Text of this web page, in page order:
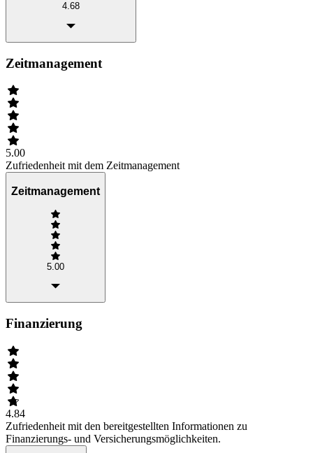
4.68
Zeitmanagement
5.00
Zufriedenheit mit dem Zeitmanagement
Zeitmanagement
5.00
Finanzierung
4.84
Zufriedenheit mit den bereitgestellten Informationen zu
Finanzierungs- und Versicherungsmöglichkeiten.